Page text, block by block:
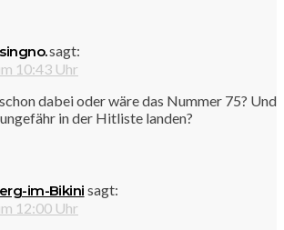
sagt:
10:43 Uhr
schon dabei oder wäre das Nummer 75? Und
in der Hitliste landen?
im-Bikini sagt:
12:00 Uhr